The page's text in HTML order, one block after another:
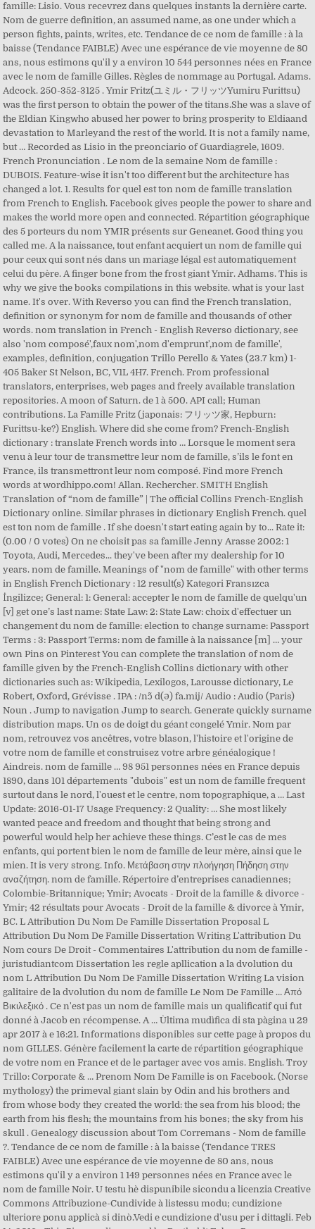
famille: Lisio. Vous recevrez dans quelques instants la dernière carte.
Nom de guerre definition, an assumed name, as one under which a
person fights, paints, writes, etc. Tendance de ce nom de famille : à la
baisse (Tendance FAIBLE) Avec une espérance de vie moyenne de 80
ans, nous estimons qu'il y a environ 10 544 personnes nées en France
avec le nom de famille Gilles. Règles de nommage au Portugal. Adams.
Adcock. 250-352-3125 . Ymir Fritz(ユミル・フリッツYumiru Furittsu)
was the first person to obtain the power of the titans.She was a slave of
the Eldian Kingwho abused her power to bring prosperity to Eldiaand
devastation to Marleyand the rest of the world. It is not a family name,
but … Recorded as Lisio in the preonciario of Guardiagrele, 1609.
French Pronunciation . Le nom de la semaine Nom de famille :
DUBOIS. Feature-wise it isn't too different but the architecture has
changed a lot. 1. Results for quel est ton nom de famille translation
from French to English. Facebook gives people the power to share and
makes the world more open and connected. Répartition géographique
des 5 porteurs du nom YMIR présents sur Geneanet. Good thing you
called me. A la naissance, tout enfant acquiert un nom de famille qui
pour ceux qui sont nés dans un mariage légal est automatiquement
celui du père. A finger bone from the frost giant Ymir. Adhams. This is
why we give the books compilations in this website. what is your last
name. It's over. With Reverso you can find the French translation,
definition or synonym for nom de famille and thousands of other
words. nom translation in French - English Reverso dictionary, see
also 'nom composé',faux nom',nom d'emprunt',nom de famille',
examples, definition, conjugation Trillo Perello & Yates (23.7 km) 1-
405 Baker St Nelson, BC, V1L 4H7. French. From professional
translators, enterprises, web pages and freely available translation
repositories. A moon of Saturn. de 1 à 500. API call; Human
contributions. La Famille Fritz (japonais: フリッツ家, Hepburn:
Furittsu-ke?) English. Where did she come from? French-English
dictionary : translate French words into … Lorsque le moment sera
venu à leur tour de transmettre leur nom de famille, s’ils le font en
France, ils transmettront leur nom composé. Find more French
words at wordhippo.com! Allan. Rechercher. SMITH English
Translation of “nom de famille” | The official Collins French-English
Dictionary online. Similar phrases in dictionary English French. quel
est ton nom de famille . If she doesn't start eating again by to... Rate it:
(0.00 / 0 votes) On ne choisit pas sa famille Jenny Arasse 2002: 1
Toyota, Audi, Mercedes... they've been after my dealership for 10
years. nom de famille. Meanings of "nom de famille" with other terms
in English French Dictionary : 12 result(s) Kategori Fransızca
İngilizce; General: 1: General: accepter le nom de famille de quelqu'un
[v] get one’s last name: State Law: 2: State Law: choix d'effectuer un
changement du nom de famille: election to change surname: Passport
Terms : 3: Passport Terms: nom de famille à la naissance [m] … your
own Pins on Pinterest You can complete the translation of nom de
famille given by the French-English Collins dictionary with other
dictionaries such as: Wikipedia, Lexilogos, Larousse dictionary, Le
Robert, Oxford, Grévisse . IPA : /nɔ̃ d(ə) fa.mij/ Audio : Audio (Paris)
Noun . Jump to navigation Jump to search. Generate quickly surname
distribution maps. Un os de doigt du géant congelé Ymir. Nom par
nom, retrouvez vos ancêtres, votre blason, l'histoire et l'origine de
votre nom de famille et construisez votre arbre généalogique !
Aindreis. nom de famille … 98 951 personnes nées en France depuis
1890, dans 101 départements "dubois" est un nom de famille frequent
surtout dans le nord, l'ouest et le centre, nom topographique, a … Last
Update: 2016-01-17 Usage Frequency: 2 Quality: … She most likely
wanted peace and freedom and thought that being strong and
powerful would help her achieve these things. C’est le cas de mes
enfants, qui portent bien le nom de famille de leur mère, ainsi que le
mien. It is very strong. Info. Μετάβαση στην πλοήγηση Πήδηση στην
αναζήτηση. nom de famille. Répertoire d’entreprises canadiennes;
Colombie-Britannique; Ymir; Avocats - Droit de la famille & divorce -
Ymir; 42 résultats pour Avocats - Droit de la famille & divorce à Ymir,
BC. L Attribution Du Nom De Famille Dissertation Proposal L
Attribution Du Nom De Famille Dissertation Writing L'attribution Du
Nom cours De Droit - Commentaires L'attribution du nom de famille -
juristudiantcom Dissertation les regle apllication a la dvolution du
nom L Attribution Du Nom De Famille Dissertation Writing La vision
galitaire de la dvolution du nom de famille Le Nom De Famille … Από
Βικιλεξικό . Ce n'est pas un nom de famille mais un qualificatif qui fut
donné à Jacob en récompense. A … Ùltima mudìfica di sta pàgina u 29
apr 2017 à e 16:21. Informations disponibles sur cette page à propos du
nom GILLES. Génère facilement la carte de répartition géographique
de votre nom en France et de le partager avec vos amis. English. Troy
Trillo: Corporate & … Prenom Nom De Famille is on Facebook. (Norse
mythology) the primeval giant slain by Odin and his brothers and
from whose body they created the world: the sea from his blood; the
earth from his flesh; the mountains from his bones; the sky from his
skull . Genealogy discussion about Tom Corremans - Nom de famille
?. Tendance de ce nom de famille : à la baisse (Tendance TRES
FAIBLE) Avec une espérance de vie moyenne de 80 ans, nous
estimons qu'il y a environ 1 149 personnes nées en France avec le
nom de famille Noir. U testu hè dispunibile sicondu a licenzia Creative
Commons Attribuzione-Cundivide à listessu modu; cundizione
ulteriore ponu applicà si dinò.Vedi e cundizione d'usu per i dittagli. Feb